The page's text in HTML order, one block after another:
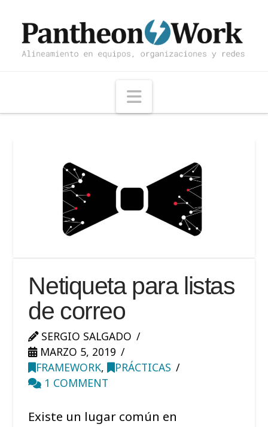
Navigation
Netiqueta para listas
de correo
SERGIO SALGADO
MARZO 5, 2019
FRAMEWORK, PRÁCTICAS
1 COMMENT
Existe un lugar común en